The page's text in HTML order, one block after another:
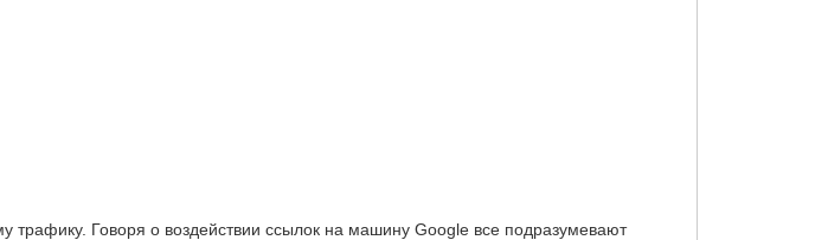
Говоря о воздействии ссылок на машину Google все подразумевают